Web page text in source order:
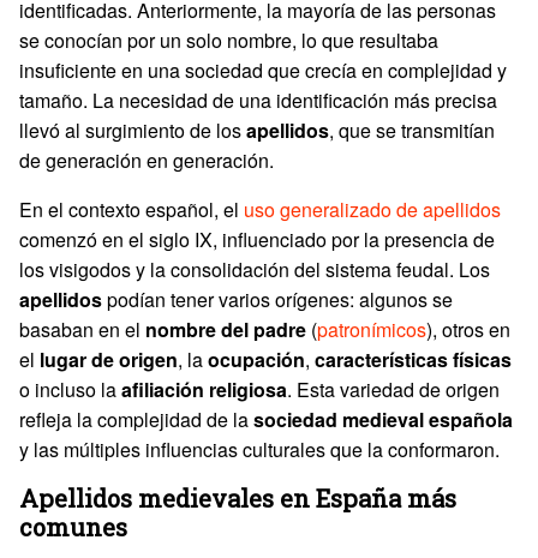
identificadas. Anteriormente, la mayoría de las personas
se conocían por un solo nombre, lo que resultaba
insuficiente en una sociedad que crecía en complejidad y
tamaño. La necesidad de una identificación más precisa
llevó al surgimiento de losapellidos, que se transmitían
de generación en generación.
En el contexto español, el uso generalizado de apellidos
comenzó en el siglo IX, influenciado por la presencia de
los visigodos y la consolidación del sistema feudal. Los
apellidospodían tener varios orígenes: algunos se
basaban en el nombre del padre (patronímicos), otros en
el lugar de origen, laocupación, características físicas
o incluso laafiliación religiosa. Esta variedad de origen
refleja la complejidad de lasociedad medieval española
y las múltiples influencias culturales que la conformaron.
Apellidos medievales en España más
comunes